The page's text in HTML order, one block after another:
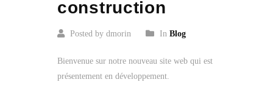
construction
Posted by dmorin In Blog
Bienvenue sur notre nouveau site web qui est
présentement en développement.